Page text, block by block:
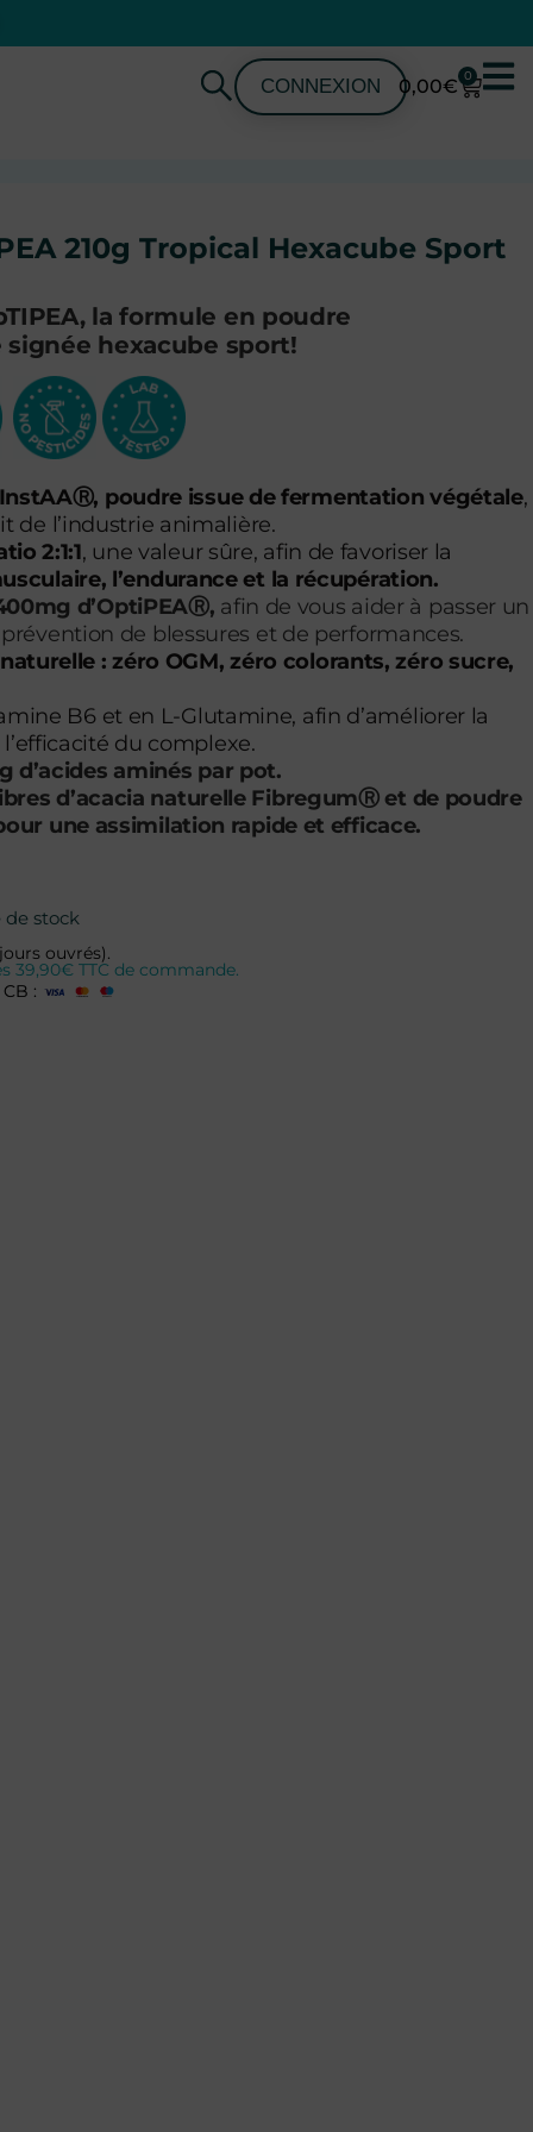
CONNEXION 0,00€ 0
210g Tropical Hexacube Sport
la formule en poudre
hexacube sport!
poudre issue de fermentation végétale,
de l’industrie animalière.
2:1:1, une valeur sûre, afin de favoriser la
l’endurance et la récupération.
d’OptiPEAⓇ, afin de vous aider à passer un
de blessures et de performances.
: zéro OGM, zéro colorants, zéro sucre,
B6 et en L-Glutamine, afin d’améliorer la
du complexe.
d’acides aminés par pot.
d’acacia naturelle FibregumⓇ et de poudre
une assimilation rapide et efficace.
stock
ouvrés).
39,90€ TTC de commande.
: